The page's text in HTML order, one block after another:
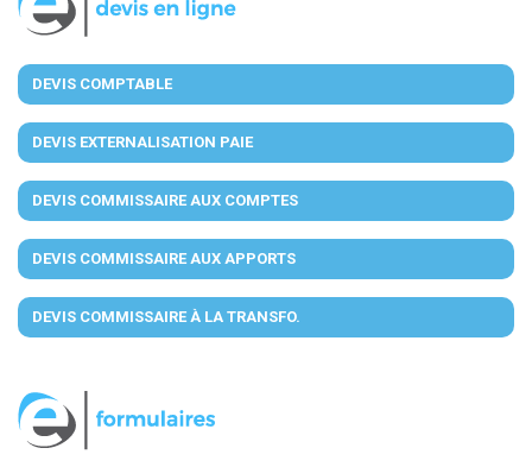
DEVIS COMPTABLE
DEVIS EXTERNALISATION PAIE
DEVIS COMMISSAIRE AUX COMPTES
DEVIS COMMISSAIRE AUX APPORTS
DEVIS COMMISSAIRE À LA TRANSFO.